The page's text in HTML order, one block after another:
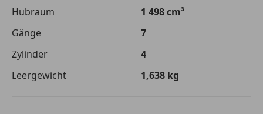
Hubraum
1 498 cm³
Gänge
7
Zylinder
4
Leergewicht
1,638 kg